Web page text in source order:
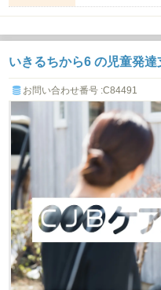
いきるちから6 の児童発
お問い合わせ番号 :C84491